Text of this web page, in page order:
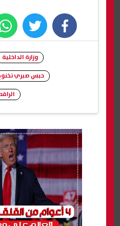
facebook
twitter
وزارة الداخلية
حبس صبري